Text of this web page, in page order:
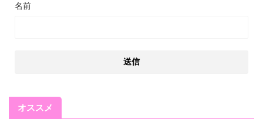
名前
オススメ